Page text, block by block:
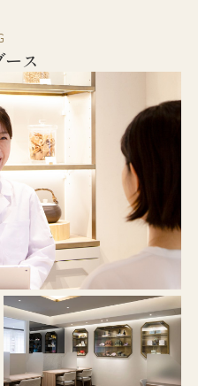
ス